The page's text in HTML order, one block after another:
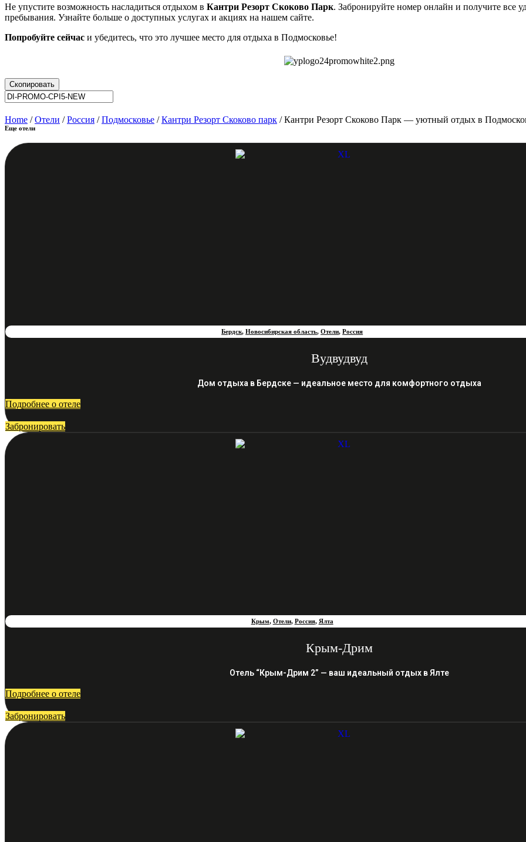
Не упустите возможность насладиться отдыхом в Кантри Резорт Скоково Парк. Забронируйте номер онлайн и получите все
пребывания. Узнайте больше о доступных услугах и акциях на нашем сайте.
Попробуйте сейчас и убедитесь, что это лучшее место для отдыха в Подмосковье!
Скопировать
Home /Отели /Россия /Подмосковье /Кантри Резорт Скоково парк / Кантри Резорт Скоково Парк — уютный отдых в
Еще отели
Бердск,Новосибирская область,Отели,Россия
Вудвудвуд
Дом отдыха в Бердске — идеальное место для комфортного отдыха
Подробнее о отеле
Забронировать
Крым, Отели, Россия, Ялта
Крым-Дрим
Отель “Крым-Дрим 2” — ваш идеальный отдых в Ялте
Подробнее о отеле
Забронировать